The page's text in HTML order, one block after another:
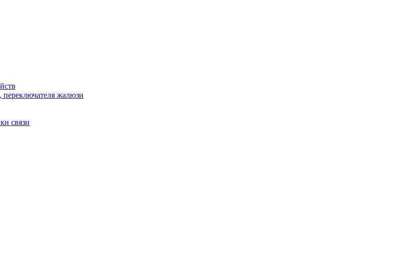
жалюзи
связи